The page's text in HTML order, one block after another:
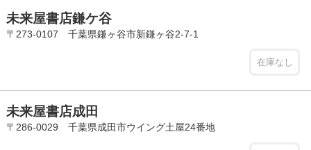
未来屋書店鎌ケ谷
〒273-0107 千葉県鎌ヶ谷市新鎌ヶ谷2-7-1
在庫なし
未来屋書店成田
〒286-0029 千葉県成田市ウイング土屋24番地